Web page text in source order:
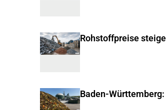
Rohstoffpreise
Baden-